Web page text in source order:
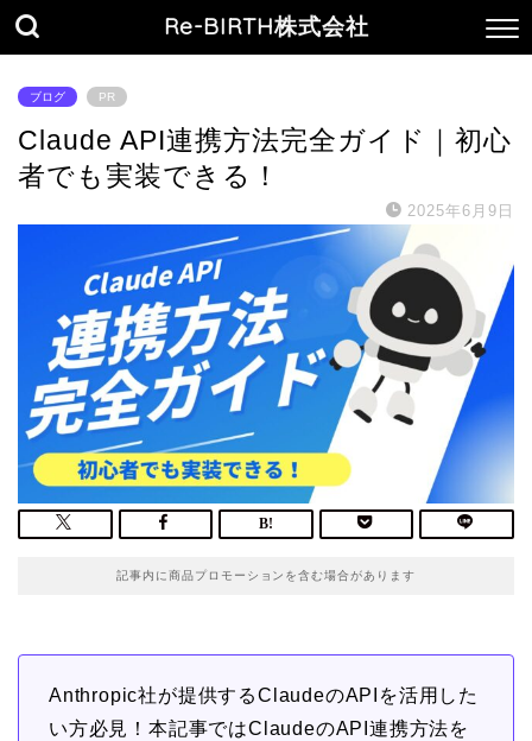
Re-BIRTH株式会社
ブログ PR
Claude API連携方法完全ガイド｜初心
者でも実装できる！
2025年6月9日
記事内に商品プロモーションを含む場合があります
Anthropic社が提供するClaudeのAPIを活用した
い方必見！本記事ではClaudeのAPI連携方法を